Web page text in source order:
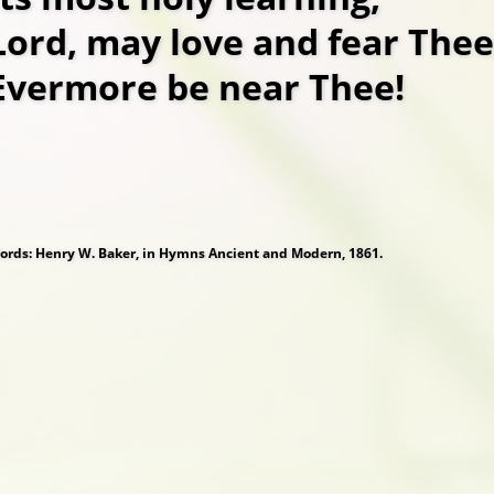
may love and fear
be near Thee!
Henry W. Baker, in Hymns Ancient and Modern, 1861.